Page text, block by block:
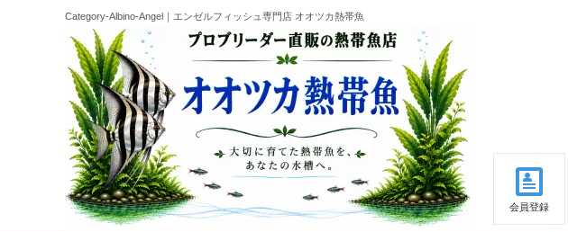
Category-Albino-Angel｜エンゼルフィッシュ専門店 オオツカ熱帯魚
会員登録